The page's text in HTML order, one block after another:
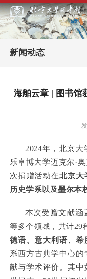
新闻动态
海舶云章 | 图书馆
2024年，北京
乐卓博大学迈克尔·
次捐赠活动在北京大
历史学系以及墨尔本
本次受赠文献涵
等多个领域，共计29
德语、意大利语、希
系西方古典学中心
献与学术评价。其中